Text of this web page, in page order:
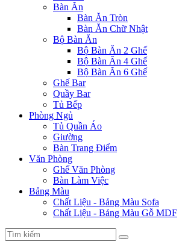
Bàn Ăn
Bàn Ăn Tròn
Bàn Ăn Chữ Nhật
Bộ Bàn Ăn
Bộ Bàn Ăn 2 Ghế
Bộ Bàn Ăn 4 Ghế
Bộ Bàn Ăn 6 Ghế
Ghế Bar
Quầy Bar
Tủ Bếp
Phòng Ngủ
Tủ Quần Áo
Giường
Bàn Trang Điểm
Văn Phòng
Ghế Văn Phòng
Bàn Làm Việc
Bảng Màu
Chất Liệu - Bảng Màu Sofa
Chất Liệu - Bảng Màu Gỗ MDF